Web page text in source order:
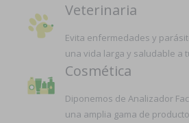
Veterinaria
Evita enfermedades y
una vida larga y saludable a
Cosmética
Diponemos de Analizador
una amplia gama de